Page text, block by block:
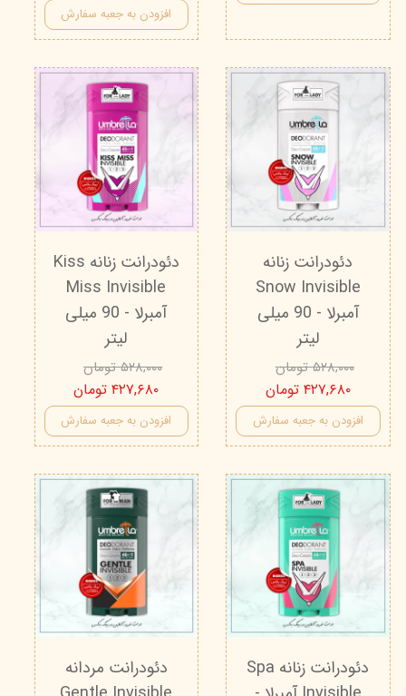
افزودن به جعبه سفارش
دئودرانت زنانه
Snow Invisible
آمبرلا - 90 میلی
لیتر
۵۲۸,۰۰۰ تومان
۴۲۷,۶۸۰ تومان
افزودن به جعبه سفارش
دئودرانت زنانه Kiss
Miss Invisible
آمبرلا - 90 میلی
لیتر
۵۲۸,۰۰۰ تومان
۴۲۷,۶۸۰ تومان
افزودن به جعبه سفارش
دئودرانت زنانه Spa
دئودرانت مردانه